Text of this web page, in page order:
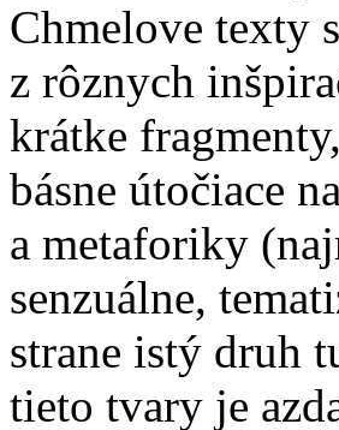
Chmelove texty
z rôznych
krátke
básne útočiace
a metaforiky
senzuálne,
strane istý druh
tieto tvary je